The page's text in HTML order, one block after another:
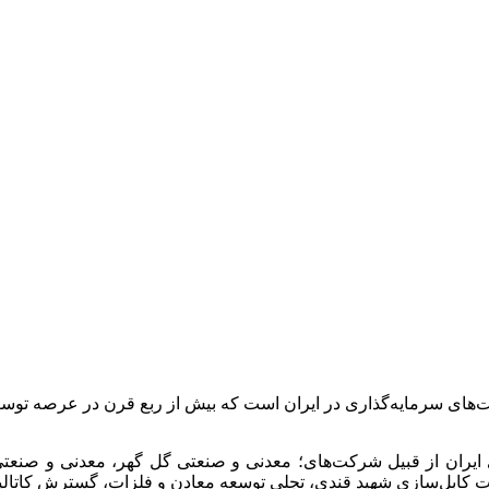
سرمایه‌گذاری در ایران است که بیش از ربع قرن در
از قبیل شرکت‌های؛ معدنی و صنعتی گل گهر، معدنی و
کابل‌سازی شهید قندی، تجلی توسعه معادن و فلزات، گسترش